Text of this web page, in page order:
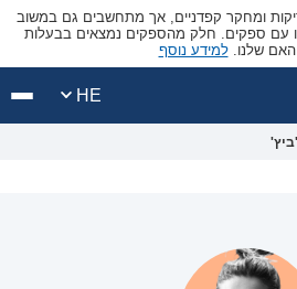
ומחקר קפדניים, אך מתחשבים גם במשוב
עם ספקים. חלק מהספקים נמצאים בבעלות
שלנו.למידע נוסף
HE